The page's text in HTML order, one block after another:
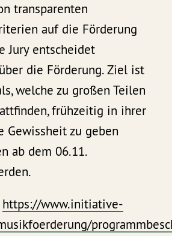
transparenten
auf die Förderung
Jury entscheidet
die Förderung. Ziel ist
welche zu großen Teilen
frühzeitig in ihrer
Gewissheit zu geben
ab dem 06.11.
https://www.initiative-